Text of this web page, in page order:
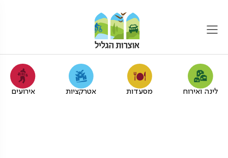
לינה ואירוח מסעדות אטרקציות אירועים